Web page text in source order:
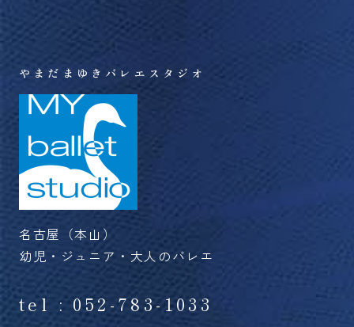
やまだまゆきバレエスタジオ
名古屋（本山）
幼児・ジュニア・大人のバレエ
tel : 052-783-1033